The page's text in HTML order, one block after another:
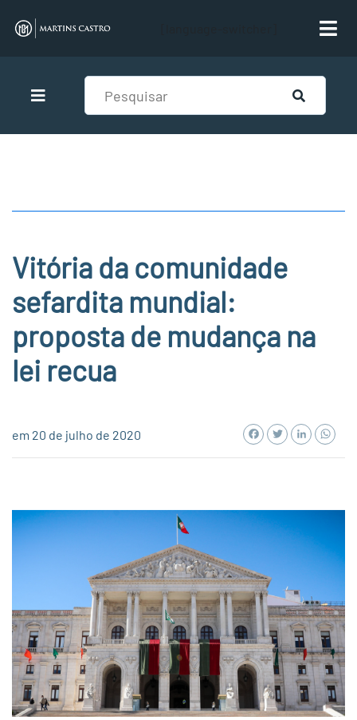
Vitória da comunidade
sefardita mundial:
proposta de mudança na
lei recua
em 20 de julho de 2020 Facebook
Twitter